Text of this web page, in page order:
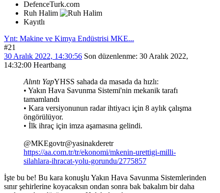
DefenceTurk.com
Ruh Halim
Kayıtlı
Ynt: Makine ve Kimya Endüstrisi MKE...
#21
30 Aralık 2022, 14:30:56 Son düzenlenme: 30 Aralık 2022,
14:32:00 Heartbang
Alıntı YapYHSS sahada da masada da hızlı:
• Yakın Hava Savunma Sistemi'nin mekanik tarafı
tamamlandı
• Kara versiyonunun radar ihtiyacı için 8 aylık çalışma
öngörülüyor.
• İlk ihraç için imza aşamasına gelindi.
@MKEgovtr@yasinakderetr
https://aa.com.tr/tr/ekonomi/mkenin-urettigi-milli-
silahlara-ihracat-yolu-gorundu/2775857
İşte bu be! Bu kara konuşlu Yakın Hava Savunma Sistemlerinden
sınır şehirlerine koyacaksın ondan sonra bak bakalım bir daha